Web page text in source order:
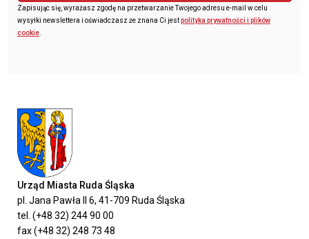
Zapisując się, wyrażasz zgodę na przetwarzanie Twojego adresu e-mail w celu
wysyłki newslettera i oświadczasz że znana Ci jestpolityka prywatności i plików
cookie
Urząd Miasta Ruda Śląska
pl. Jana Pawła II 6, 41-709 Ruda Śląska
tel. (+48 32) 244 90 00
fax (+48 32) 248 73 48